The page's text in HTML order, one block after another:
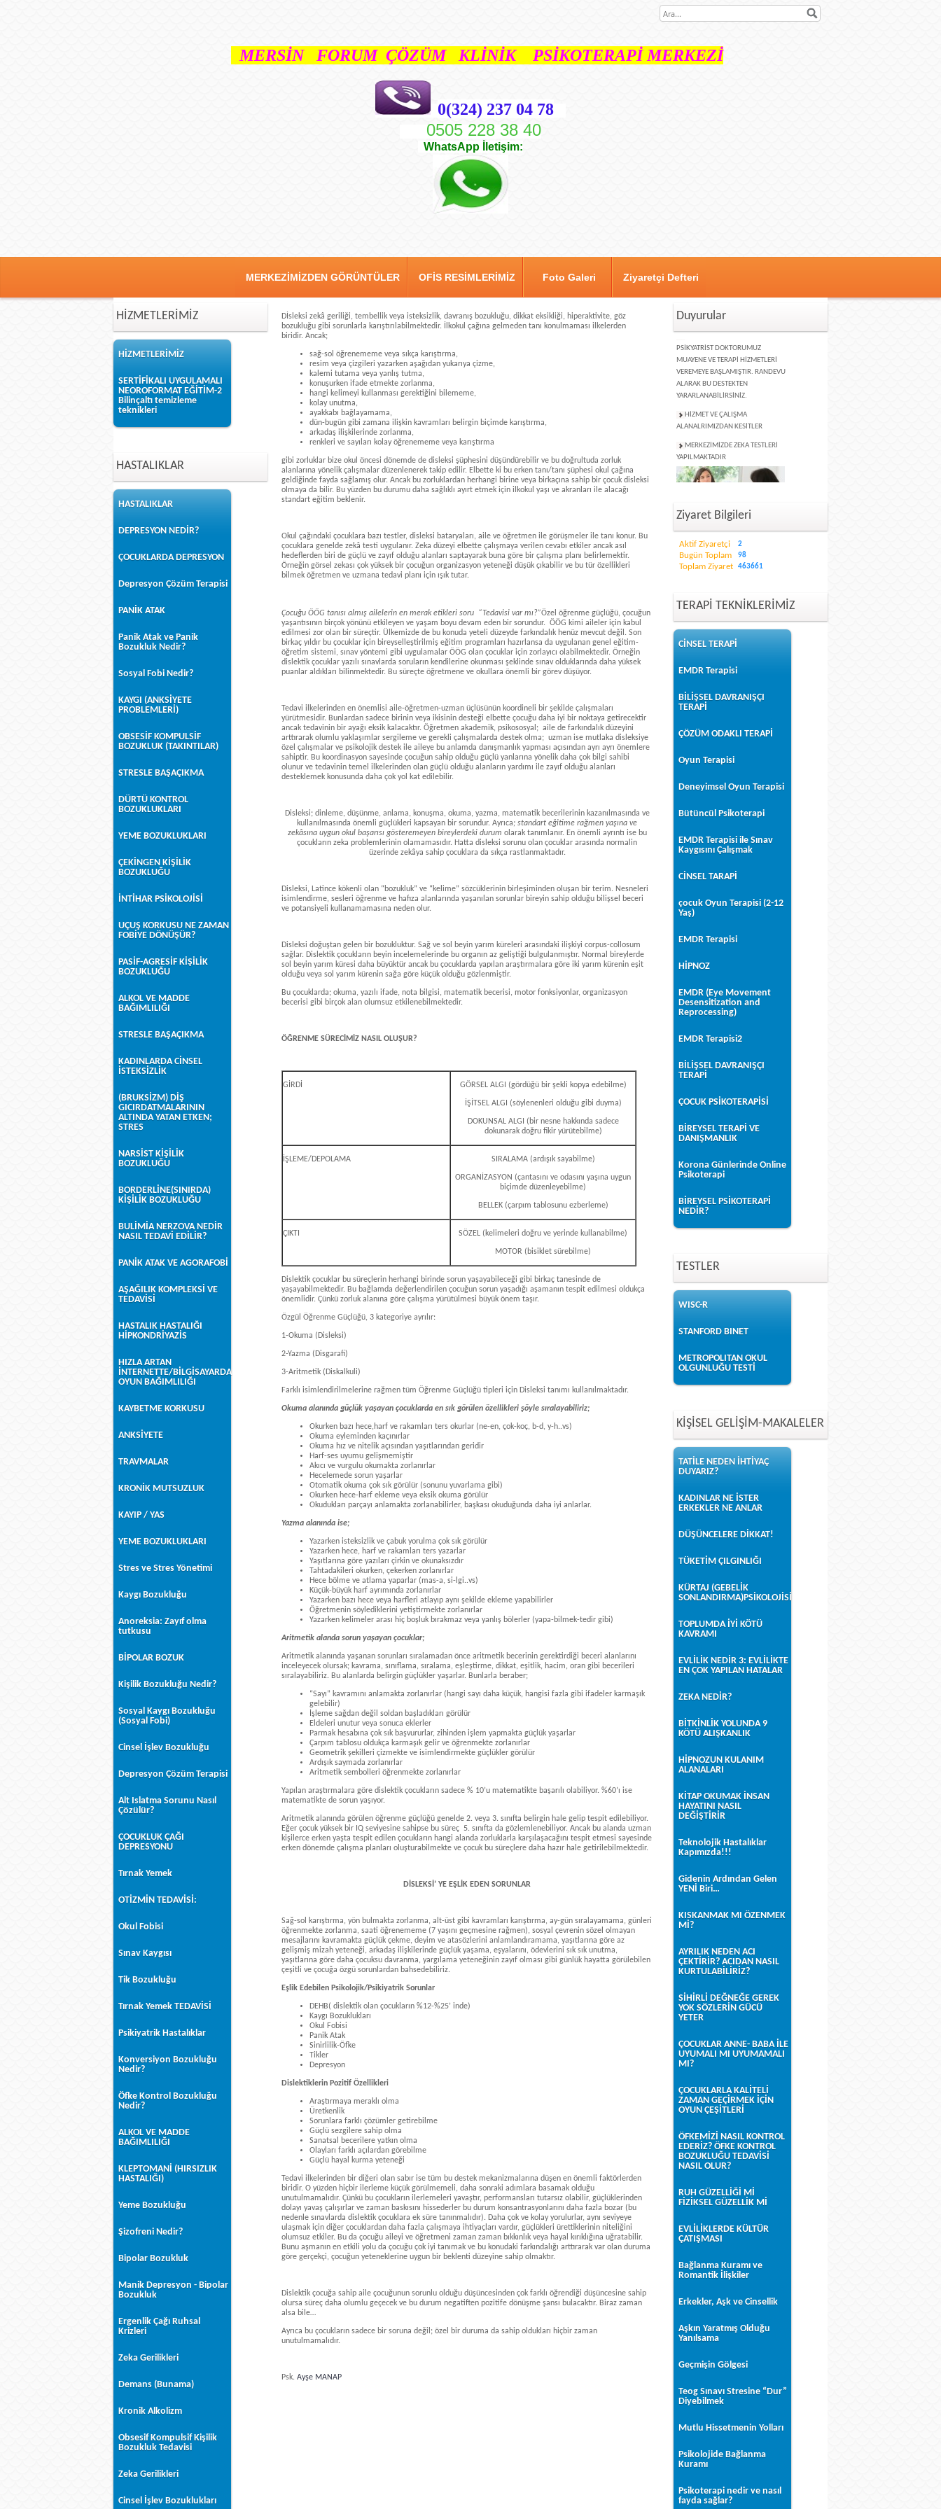
MERSİN FORUM ÇÖZÜM KLİNİK PSİKOTERAPİ MERKEZİ
0(324) 237 04 78
0505 228 38 40
WhatsApp İletişim:
MERKEZİMİZDEN GÖRÜNTÜLER OFİS RESİMLERİMİZ Foto Galeri Ziyaretçi Defteri
HİZMETLERİMİZ
HİZMETLERİMİZ
SERTİFİKALI UYGULAMALI
NEOROFORMAT EĞİTİM-2
Bilinçaltı temizleme
teknikleri
HASTALIKLAR
HASTALIKLAR
DEPRESYON NEDİR?
ÇOCUKLARDA DEPRESYON
Depresyon Çözüm Terapisi
PANİK ATAK
Panik Atak ve Panik
Bozukluk Nedir?
Sosyal Fobi Nedir?
KAYGI (ANKSİYETE
PROBLEMLERİ)
OBSESİF KOMPULSİF
BOZUKLUK (TAKINTILAR)
STRESLE BAŞAÇIKMA
DÜRTÜ KONTROL
BOZUKLUKLARI
YEME BOZUKLUKLARI
ÇEKİNGEN KİŞİLİK
BOZUKLUĞU
İNTİHAR PSİKOLOJİSİ
UÇUŞ KORKUSU NE ZAMAN
FOBİYE DÖNÜŞÜR?
PASİF-AGRESİF KİŞİLİK
BOZUKLUĞU
ALKOL VE MADDE
BAĞIMLILIĞI
STRESLE BAŞAÇIKMA
KADINLARDA CİNSEL
İSTEKSİZLİK
(BRUKSİZM) DİŞ
GICIRDATMALARININ
ALTINDA YATAN ETKEN;
STRES
NARSİST KİŞİLİK
BOZUKLUĞU
BORDERLİNE(SINIRDA)
KİŞİLİK BOZUKLUĞU
BULİMİA NERZOVA NEDİR
NASIL TEDAVİ EDİLİR?
PANİK ATAK VE AGORAFOBİ
AŞAĞILIK KOMPLEKSİ VE
TEDAVİSİ
HASTALIK HASTALIĞI
HİPKONDRİYAZİS
HIZLA ARTAN
İNTERNETTE/BİLGİSAYARDA
OYUN BAĞIMLILIĞI
KAYBETME KORKUSU
ANKSİYETE
TRAVMALAR
KRONİK MUTSUZLUK
KAYIP / YAS
YEME BOZUKLUKLARI
Stres ve Stres Yönetimi
Kaygı Bozukluğu
Anoreksia: Zayıf olma
tutkusu
BİPOLAR BOZUK
Kişilik Bozukluğu Nedir?
Sosyal Kaygı Bozukluğu
(Sosyal Fobi)
Cinsel İşlev Bozukluğu
Depresyon Çözüm Terapisi
Alt Islatma Sorunu Nasıl
Çözülür?
ÇOCUKLUK ÇAĞI
DEPRESYONU
Tırnak Yemek
OTİZMİN TEDAVİSİ:
Okul Fobisi
Sınav Kaygısı
Tik Bozukluğu
Tırnak Yemek TEDAVİSİ
Psikiyatrik Hastalıklar
Konversiyon Bozukluğu
Nedir?
Öfke Kontrol Bozukluğu
Nedir?
ALKOL VE MADDE
BAĞIMLILIĞI
KLEPTOMANİ (HIRSIZLIK
HASTALIĞI)
Yeme Bozukluğu
Şizofreni Nedir?
Bipolar Bozukluk
Manik Depresyon - Bipolar
Bozukluk
Ergenlik Çağı Ruhsal
Krizleri
Zeka Gerilikleri
Demans (Bunama)
Kronik Alkolizm
Obsesif Kompulsif Kişilik
Bozukluk Tedavisi
Zeka Gerilikleri
Cinsel İşlev Bozuklukları
Dİsleksi zekâ geriliği, tembellik veya isteksizlik, davranış bozukluğu, dikkat eksikliği, hiperaktivite, göz
bozukluğu gibi sorunlarla karıştırılabilmektedir. İlkokul çağına gelmeden tanı konulmaması ilkelerden
biridir. Ancak;
sağ-sol öğrenememe veya sıkça karıştırma,
resim veya çizgileri yazarken aşağıdan yukarıya çizme,
kalemi tutama veya yanlış tutma,
konuşurken ifade etmekte zorlanma,
hangi kelimeyi kullanması gerektiğini bilememe,
kolay unutma,
ayakkabı bağlayamama,
dün-bugün gibi zamana ilişkin kavramları belirgin biçimde karıştırma,
arkadaş ilişkilerinde zorlanma,
renkleri ve sayıları kolay öğrenememe veya karıştırma
gibi zorluklar bize okul öncesi dönemde de disleksi şüphesini düşündürebilir ve bu doğrultuda zorluk
alanlarına yönelik çalışmalar düzenlenerek takip edilir. Elbette ki bu erken tanı/tanı şüphesi okul çağına
geldiğinde fayda sağlamış olur. Ancak bu zorluklardan herhangi birine veya birkaçına sahip bir çocuk disleksi
olmaya da bilir. Bu yüzden bu durumu daha sağlıklı ayırt etmek için ilkokul yaşı ve akranları ile alacağı
standart eğitim beklenir.
Okul çağındaki çocuklara bazı testler, disleksi bataryaları, aile ve öğretmen ile görüşmeler ile tanı konur. Bu
çocuklara genelde zekâ testi uygulanır. Zeka düzeyi elbette çalışmaya verilen cevabı etkiler ancak asıl
hedeflerden biri de güçlü ve zayıf olduğu alanları saptayarak buna göre bir çalışma planı belirlemektir.
Örneğin görsel zekası çok yüksek bir çocuğun organizasyon yeteneği düşük çıkabilir ve bu tür özellikleri
bilmek öğretmen ve uzmana tedavi planı için ışık tutar.
Çocuğu ÖÖG tanısı almış ailelerin en merak etikleri soru “Tedavisi var mı?”Özel öğrenme güçlüğü, çocuğun
yaşantısının birçok yönünü etkileyen ve yaşam boyu devam eden bir sorundur. ÖÖG kimi aileler için kabul
edilmesi zor olan bir süreçtir. Ülkemizde de bu konuda yeteli düzeyde farkındalık henüz mevcut değil. Son
birkaç yıldır bu çocuklar için bireyselleştirilmiş eğitim programları hazırlansa da uygulanan genel eğitim-
öğretim sistemi, sınav yöntemi gibi uygulamalar ÖÖG olan çocuklar için zorlayıcı olabilmektedir. Örneğin
dislektik çocuklar yazılı sınavlarda soruların kendilerine okunması şeklinde sınav olduklarında daha yüksek
puanlar aldıkları bilinmektedir. Bu süreçte öğretmene ve okullara önemli bir görev düşüyor.
Tedavi ilkelerinden en önemlisi aile-öğretmen-uzman üçlüsünün koordineli bir şekilde çalışmaları
yürütmesidir. Bunlardan sadece birinin veya ikisinin desteği elbette çocuğu daha iyi bir noktaya getirecektir
ancak tedavinin bir ayağı eksik kalacaktır. Öğretmen akademik, psikososyal; aile de farkındalık düzeyini
arttırarak olumlu yaklaşımlar sergileme ve gerekli çalışmalarda destek olma; uzman ise mutlaka disleksiye
özel çalışmalar ve psikolojik destek ile aileye bu anlamda danışmanlık yapması açısından ayrı ayrı önemlere
sahiptir. Bu koordinasyon sayesinde çocuğun sahip olduğu güçlü yanlarına yönelik daha çok bilgi sahibi
olunur ve tedavinin temel ilkelerinden olan güçlü olduğu alanların yardımı ile zayıf olduğu alanları
desteklemek konusunda daha çok yol kat edilebilir.
Disleksi; dinleme, düşünme, anlama, konuşma, okuma, yazma, matematik becerilerinin kazanılmasında ve
kullanılmasında önemli güçlükleri kapsayan bir sorundur. Ayrıca; standart eğitime rağmen yaşına ve
zekâsına uygun okul başarısı gösteremeyen bireylerdeki durum olarak tanımlanır. En önemli ayrıntı ise bu
çocukların zeka problemlerinin olamamasıdır. Hatta disleksi sorunu olan çocuklar arasında normalin
üzerinde zekâya sahip çocuklara da sıkça rastlanmaktadır.
Disleksi, Latince kökenli olan “bozukluk” ve “kelime” sözcüklerinin birleşiminden oluşan bir terim. Nesneleri
isimlendirme, sesleri öğrenme ve hafıza alanlarında yaşanılan sorunlar bireyin sahip olduğu bilişsel beceri
ve potansiyeli kullanamamasına neden olur.
Disleksi doğuştan gelen bir bozukluktur. Sağ ve sol beyin yarım küreleri arasındaki ilişkiyi corpus-collosum
sağlar. Dislektik çocukların beyin incelemelerinde bu organın az geliştiği bulgulanmıştır. Normal bireylerde
sol beyin yarım küresi daha büyüktür ancak bu çocuklarda yapılan araştırmalara göre iki yarım kürenin eşit
olduğu veya sol yarım kürenin sağa göre küçük olduğu gözlenmiştir.
Bu çocuklarda; okuma, yazılı ifade, nota bilgisi, matematik becerisi, motor fonksiyonlar, organizasyon
becerisi gibi birçok alan olumsuz etkilenebilmektedir.
ÖĞRENME SÜRECİMİZ NASIL OLUŞUR?
GİRDİ GÖRSEL ALGI (gördüğü bir şekli kopya edebilme)
İŞİTSEL ALGI (söylenenleri olduğu gibi duyma)
DOKUNSAL ALGI (bir nesne hakkında sadece
dokunarak doğru fikir yürütebilme)
İŞLEME/DEPOLAMA SIRALAMA (ardışık sayabilme)
ORGANİZASYON (çantasını ve odasını yaşına uygun
biçimde düzenleyebilme)
BELLEK (çarpım tablosunu ezberleme)
ÇIKTI SÖZEL (kelimeleri doğru ve yerinde kullanabilme)
MOTOR (bisiklet sürebilme)
Dislektik çocuklar bu süreçlerin herhangi birinde sorun yaşayabileceği gibi birkaç tanesinde de
yaşayabilmektedir. Bu bağlamda değerlendirilen çocuğun sorun yaşadığı aşamanın tespit edilmesi oldukça
önemlidir. Çünkü zorluk alanına göre çalışma yürütülmesi büyük önem taşır.
Özgül Öğrenme Güçlüğü, 3 kategoriye ayrılır:
1-Okuma (Disleksi)
2-Yazma (Disgarafi)
3-Aritmetik (Diskalkuli)
Farklı isimlendirilmelerine rağmen tüm Öğrenme Güçlüğü tipleri için Disleksi tanımı kullanılmaktadır.
Okuma alanında güçlük yaşayan çocuklarda en sık görülen özellikleri şöyle sıralayabiliriz;
Okurken bazı hece,harf ve rakamları ters okurlar (ne-en, çok-koç, b-d, y-h..vs)
Okuma eyleminden kaçınırlar
Okuma hız ve nitelik açısından yaşıtlarından geridir
Harf-ses uyumu gelişmemiştir
Akıcı ve vurgulu okumakta zorlanırlar
Hecelemede sorun yaşarlar
Otomatik okuma çok sık görülür (sonunu yuvarlama gibi)
Okurken hece-harf ekleme veya eksik okuma görülür
Okudukları parçayı anlamakta zorlanabilirler, başkası okuduğunda daha iyi anlarlar.
Yazma alanında ise;
Yazarken isteksizlik ve çabuk yorulma çok sık görülür
Yazarken hece, harf ve rakamları ters yazarlar
Yaşıtlarına göre yazıları çirkin ve okunaksızdır
Tahtadakileri okurken, çekerken zorlanırlar
Hece bölme ve atlama yaparlar (mas-a, si-lgi..vs)
Küçük-büyük harf ayrımında zorlanırlar
Yazarken bazı hece veya harfleri atlayıp aynı şekilde ekleme yapabilirler
Öğretmenin söylediklerini yetiştirmekte zorlanırlar
Yazarken kelimeler arası hiç boşluk bırakmaz veya yanlış bölerler (yapa-bilmek-tedir gibi)
Aritmetik alanda sorun yaşayan çocuklar;
Aritmetik alanında yaşanan sorunları sıralamadan önce aritmetik becerinin gerektirdiği beceri alanlarını
inceleyecek olursak; kavrama, sınıflama, sıralama, eşleştirme, dikkat, eşitlik, hacim, oran gibi becerileri
sıralayabiliriz. Bu alanlarda belirgin güçlükler yaşarlar. Bunlarla beraber;
“Sayı” kavramını anlamakta zorlanırlar (hangi sayı daha küçük, hangisi fazla gibi ifadeler karmaşık
gelebilir)
İşleme sağdan değil soldan başladıkları görülür
Eldeleri unutur veya sonuca eklerler
Parmak hesabına çok sık başvururlar, zihinden işlem yapmakta güçlük yaşarlar
Çarpım tablosu oldukça karmaşık gelir ve öğrenmekte zorlanırlar
Geometrik şekilleri çizmekte ve isimlendirmekte güçlükler görülür
Ardışık saymada zorlanırlar
Aritmetik sembolleri öğrenmekte zorlanırlar
Yapılan araştırmalara göre dislektik çocukların sadece % 10’u matematikte başarılı olabiliyor. %60’ı ise
matematikte de sorun yaşıyor.
Aritmetik alanında görülen öğrenme güçlüğü genelde 2. veya 3. sınıfta belirgin hale gelip tespit edilebiliyor.
Eğer çocuk yüksek bir IQ seviyesine sahipse bu süreç 5. sınıfta da gözlemlenebiliyor. Ancak bu alanda uzman
kişilerce erken yaşta tespit edilen çocukların hangi alanda zorluklarla karşılaşacağını tespit etmesi sayesinde
erken dönemde çalışma planları oluşturabilmekte ve çocuk bu süreçlere daha hazır hale getirilebilmektedir.
DİSLEKSİ’ YE EŞLİK EDEN SORUNLAR
Sağ-sol karıştırma, yön bulmakta zorlanma, alt-üst gibi kavramları karıştırma, ay-gün sıralayamama, günleri
öğrenmekte zorlanma, saati öğrenememe (7 yaşını geçmesine rağmen), sosyal çevrenin sözel olmayan
mesajlarını kavramakta güçlük çekme, deyim ve atasözlerini anlamlandıramama, yaşıtlarına göre az
gelişmiş mizah yeteneği, arkadaş ilişkilerinde güçlük yaşama, eşyalarını, ödevlerini sık sık unutma,
yaşıtlarına göre daha çocuksu davranma, yargılama yeteneğinin zayıf olması gibi günlük hayatta görülebilen
çeşitli ve çocuğa özgü sorunlardan bahsedebiliriz.
Eşlik Edebilen Psikolojik/Psikiyatrik Sorunlar
DEHB( dislektik olan çocukların %12-%25’ inde)
Kaygı Bozuklukları
Okul Fobisi
Panik Atak
Sinirlilik-Öfke
Tikler
Depresyon
Dislektiklerin Pozitif Özellikleri
Araştırmaya meraklı olma
Üretkenlik
Sorunlara farklı çözümler getirebilme
Güçlü sezgilere sahip olma
Sanatsal becerilere yatkın olma
Olayları farklı açılardan görebilme
Güçlü hayal kurma yeteneği
Tedavi ilkelerinden bir diğeri olan sabır ise tüm bu destek mekanizmalarına düşen en önemli faktörlerden
biridir. O yüzden hiçbir ilerleme küçük görülmemeli, daha sonraki adımlara basamak olduğu
unutulmamalıdır. Çünkü bu çocukların ilerlemeleri yavaştır, performansları tutarsız olabilir, güçlüklerinden
dolayı yavaş çalışırlar ve zaman baskısını hissederler bu durum konsantrasyonlarını daha fazla bozar (bu
nedenle sınavlarda dislektik çocuklara ek süre tanınmalıdır). Daha çok ve kolay yorulurlar, aynı seviyeye
ulaşmak için diğer çocuklardan daha fazla çalışmaya ihtiyaçları vardır, güçlükleri ürettiklerinin niteliğini
olumsuz etkiler. Bu da çocuğu aileyi ve öğretmeni zaman zaman bıkkınlık veya hayal kırıklığına uğratabilir.
Bunu aşmanın en etkili yolu da çocuğu çok iyi tanımak ve bu konudaki farkındalığı arttırarak var olan duruma
göre gerçekçi, çocuğun yeteneklerine uygun bir beklenti düzeyine sahip olmaktır.
Dislektik çocuğa sahip aile çocuğunun sorunlu olduğu düşüncesinden çok farklı öğrendiği düşüncesine sahip
olursa süreç daha olumlu geçecek ve bu durum negatiften pozitife dönüşme şansı bulacaktır. Biraz zaman
alsa bile…
Ayrıca bu çocukların sadece bir soruna değil; özel bir duruma da sahip oldukları hiçbir zaman
unutulmamalıdır.
Psk. Ayşe MANAP
Duyurular
MUAYENE VE TERAPİ HİZMETLERİ
VEREMEYE BAŞLAMIŞTIR. RANDEVU
ALARAK BU DESTEKTEN
YARARLANABİLİRSİNİZ.
ALANALRIMIZDAN KESİTLER
YAPILMAKTADIR
FORUM ÇÖZÜM KLİNİK
PSİKOTERAPİ DANIŞMANLIK MERKEZİ
HİZMET VERMEYE BAŞLAMIŞTIR.
Ziyaret Bilgileri
Aktif Ziyaretçi 2
Bugün Toplam 98
Toplam Ziyaret 463661
TERAPİ TEKNİKLERİMİZ
CİNSEL TERAPİ
EMDR Terapisi
BİLİŞSEL DAVRANIŞÇI
TERAPİ
ÇÖZÜM ODAKLI TERAPİ
Oyun Terapisi
Deneyimsel Oyun Terapisi
Bütüncül Psikoterapi
EMDR Terapisi ile Sınav
Kaygısını Çalışmak
CİNSEL TARAPİ
çocuk Oyun Terapisi (2-12
Yaş)
EMDR Terapisi
HİPNOZ
EMDR (Eye Movement
Desensitization and
Reprocessing)
EMDR Terapisi2
BİLİŞSEL DAVRANIŞÇI
TERAPİ
ÇOCUK PSİKOTERAPİSİ
BİREYSEL TERAPİ VE
DANIŞMANLIK
Korona Günlerinde Online
Psikoterapi
BİREYSEL PSİKOTERAPİ
NEDİR?
TESTLER
WISC-R
STANFORD BINET
METROPOLITAN OKUL
OLGUNLUĞU TESTİ
KİŞİSEL GELİŞİM-MAKALELER
TATİLE NEDEN İHTİYAÇ
DUYARIZ?
KADINLAR NE İSTER
ERKEKLER NE ANLAR
DÜŞÜNCELERE DİKKAT!
TÜKETİM ÇILGINLIĞI
KÜRTAJ (GEBELİK
SONLANDIRMA)PSİKOLOJİSİ
TOPLUMDA İYİ KÖTÜ
KAVRAMI
EVLİLİK NEDİR 3: EVLİLİKTE
EN ÇOK YAPILAN HATALAR
ZEKA NEDİR?
BİTKİNLİK YOLUNDA 9
KÖTÜ ALIŞKANLIK
HİPNOZUN KULANIM
ALANALARI
KİTAP OKUMAK İNSAN
HAYATINI NASIL
DEĞİŞTİRİR
Teknolojik Hastalıklar
Kapımızda!!!
Gidenin Ardından Gelen
YENİ Biri…
KISKANMAK MI ÖZENMEK
Mİ?
AYRILIK NEDEN ACI
ÇEKTİRİR? ACIDAN NASIL
KURTULABİLİRİZ?
SİHİRLİ DEĞNEĞE GEREK
YOK SÖZLERİN GÜCÜ
YETER
ÇOCUKLAR ANNE- BABA İLE
UYUMALI MI UYUMAMALI
MI?
ÇOCUKLARLA KALİTELİ
ZAMAN GEÇİRMEK İÇİN
OYUN ÇEŞİTLERİ
ÖFKEMİZİ NASIL KONTROL
EDERİZ? ÖFKE KONTROL
BOZUKLUĞU TEDAVİSİ
NASIL OLUR?
RUH GÜZELLİĞİ Mİ
FİZİKSEL GÜZELLİK Mİ
EVLİLİKLERDE KÜLTÜR
ÇATIŞMASI
Bağlanma Kuramı ve
Romantik İlişkiler
Erkekler, Aşk ve Cinsellik
Aşkın Yaratmış Olduğu
Yanılsama
Geçmişin Gölgesi
Teog Sınavı Stresine “Dur”
Diyebilmek
Mutlu Hissetmenin Yolları
Psikolojide Bağlanma
Kuramı
Psikoterapi nedir ve nasıl
fayda sağlar?